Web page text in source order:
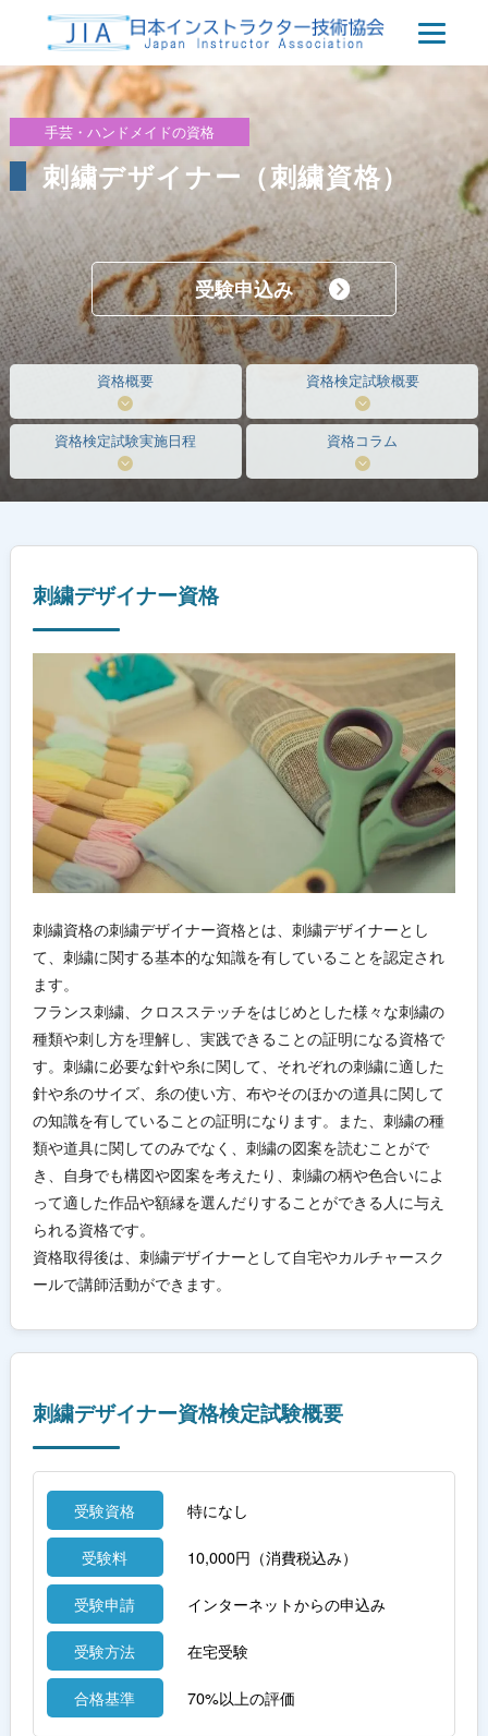
手芸・ハンドメイドの資格
刺繍デザイナー（刺繍資格）
受験申込み
資格概要 資格検定試験概要
資格検定試験実施日程 資格コラム
刺繍デザイナー資格
刺繍資格の刺繍デザイナー資格とは、刺繍デザイナーとし
て、刺繍に関する基本的な知識を有していることを認定され
ます。
フランス刺繍、クロスステッチをはじめとした様々な刺繍の
種類や刺し方を理解し、実践できることの証明になる資格で
す。刺繍に必要な針や糸に関して、それぞれの刺繍に適した
針や糸のサイズ、糸の使い方、布やそのほかの道具に関して
の知識を有していることの証明になります。また、刺繍の種
類や道具に関してのみでなく、刺繍の図案を読むことがで
き、自身でも構図や図案を考えたり、刺繍の柄や色合いによ
って適した作品や額縁を選んだりすることができる人に与え
られる資格です。
資格取得後は、刺繍デザイナーとして自宅やカルチャースク
ールで講師活動ができます。
刺繍デザイナー資格検定試験概要
受験資格 特になし
受験料 10,000円（消費税込み）
受験申請 インターネットからの申込み
受験方法 在宅受験
合格基準 70%以上の評価